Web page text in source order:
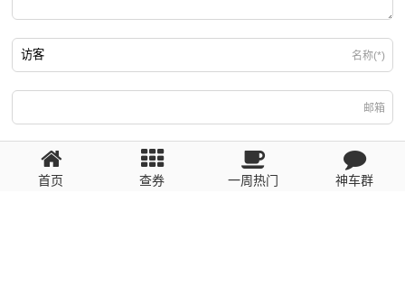
名称(*)
邮箱
回复需填写必要信息
首页 查券 一周热门 神车群